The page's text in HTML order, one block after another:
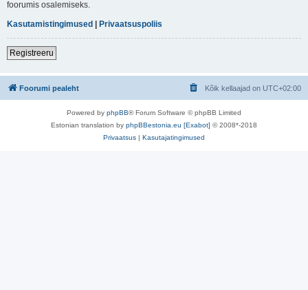
foorumis osalemiseks.
Kasutamistingimused | Privaatsuspoliis
Registreeru
Foorumi pealeht Kõik kellaajad on UTC+02:00
Powered by phpBB® Forum Software © phpBB Limited
Estonian translation by phpBBestonia.eu [Exabot] © 2008*-2018
Privaatsus | Kasutajatingimused